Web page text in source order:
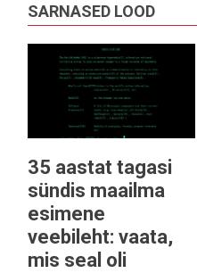
SARNASED LOOD
35 aastat tagasi
sündis maailma
esimene
veebileht: vaata,
mis seal oli